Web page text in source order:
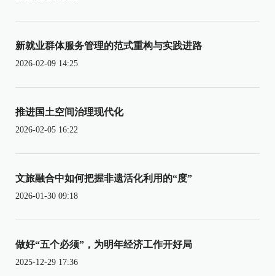
新就业群体服务管理的范式重构与实践进路
2026-02-09 14:25
推进国土空间治理现代化
2026-02-05 16:22
文旅融合中如何把握非遗活化利用的“度”
2026-01-30 09:18
做好“五个必须”，为明年经济工作开好局
2025-12-29 17:36